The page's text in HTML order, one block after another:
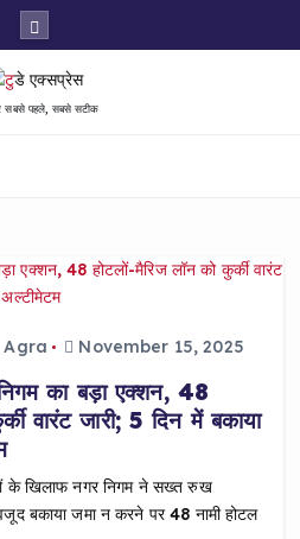
सबसे पहले, सबसे सटीक
Agra November 15, 2025
का बड़ा एक्शन, 48
वारंट जारी; 5 दिन में बकाया
के खिलाफ नगर निगम ने सख्त रुख
बकाया जमा न करने पर 48 नामी होटल